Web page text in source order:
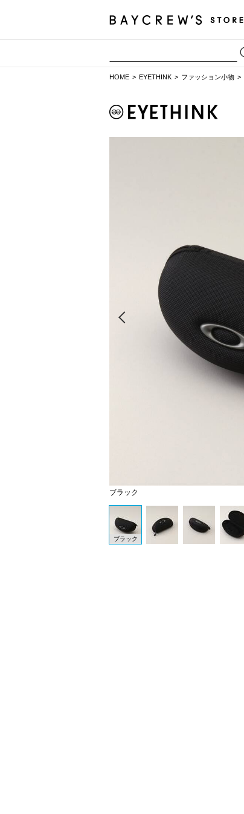
HOME EYETHINK ファッション小物
ブラック
ブラック